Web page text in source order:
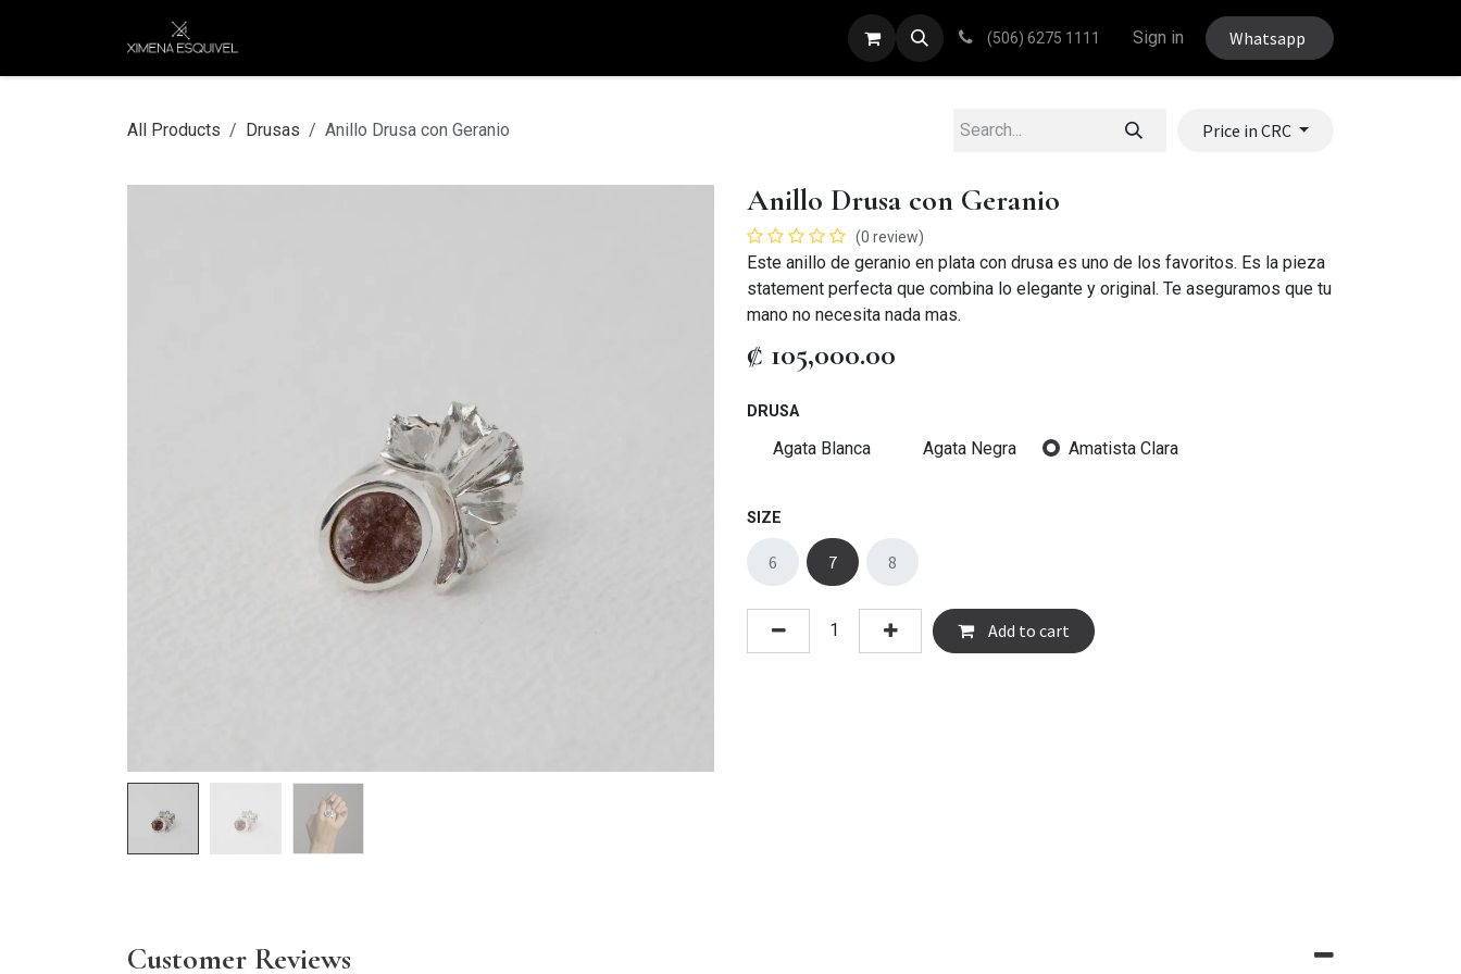
PULSERAS (506) 6275 1111 Sign in Whatsapp
All Products Drusas Anillo Drusa con Geranio Price in CRC
Anillo Drusa con Geranio
(0 review)
Este anillo de geranio en plata con drusa es uno de los favoritos. Es la pieza
statement perfecta que combina lo elegante y original. Te aseguramos que tu
mano no necesita nada mas.
₡ 105,000.00
DRUSA
Agata Blanca Agata Negra Amatista Clara
SIZE
6 7 8
Add to cart
Customer Reviews